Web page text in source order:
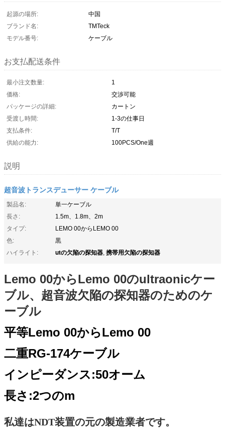
起源の場所:
中国
ブランド名:
TMTeck
モデル番号:
ケーブル
お支払配送条件
最小注文数量:
1
価格:
交渉可能
パッケージの詳細:
カートン
受渡し時間:
1-3の仕事日
支払条件:
T/T
供給の能力:
100PCS/One週
説明
超音波トランスデューサー ケーブル
製品名:
単一ケーブル
長さ:
1.5m、1.8m、2m
タイプ:
LEMO 00からLEMO 00
色:
黒
ハイライト:
utの欠陥の探知器, 携帯用欠陥の探知器
Lemo 00からLemo 00のultraonicケー
ブル、超音波欠陥の探知器のためのケ
ーブル
平等Lemo 00からLemo 00
二重RG-174ケーブル
インピーダンス:50オーム
長さ:2つのm
私達はNDT装置の元の製造業者です。